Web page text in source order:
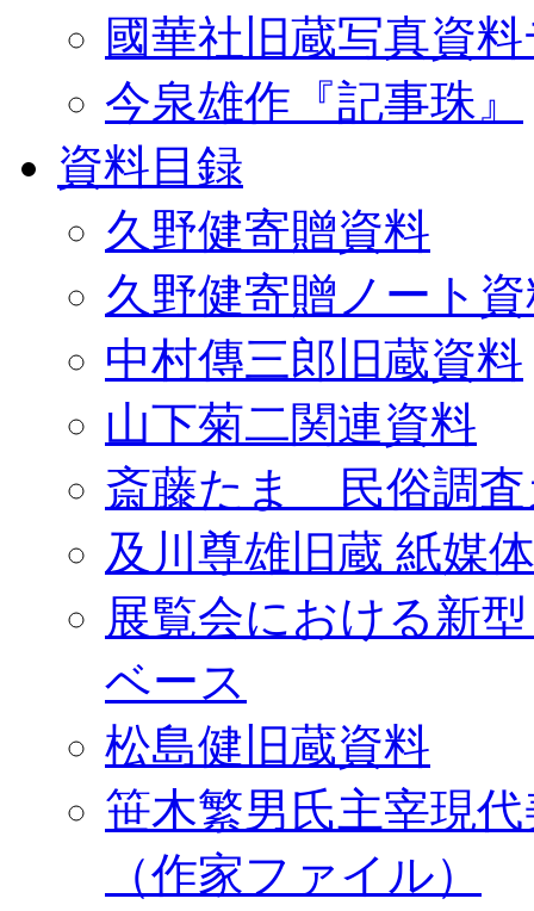
國華社旧蔵写真資
今泉雄作『記事珠』
資料目録
久野健寄贈資料
久野健寄贈ノート
中村傳三郎旧蔵資料
山下菊二関連資料
斎藤たま 民俗調査
及川尊雄旧蔵 紙媒
展覧会における新
ベース
松島健旧蔵資料
笹木繁男氏主宰現
（作家ファイル）